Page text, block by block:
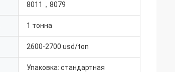
8011，8079
1 тонна
2600-2700 usd/ton
Упаковка: стандартная